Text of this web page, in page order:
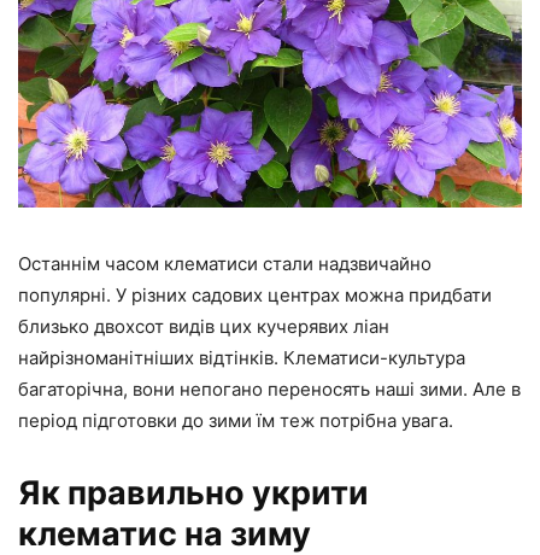
Останнім часом клематиси стали надзвичайно
популярні. У різних садових центрах можна придбати
близько двохсот видів цих кучерявих ліан
найрізноманітніших відтінків. Клематиси-культура
багаторічна, вони непогано переносять наші зими. Але в
період підготовки до зими їм теж потрібна увага.
Як правильно укрити
клематис на зиму